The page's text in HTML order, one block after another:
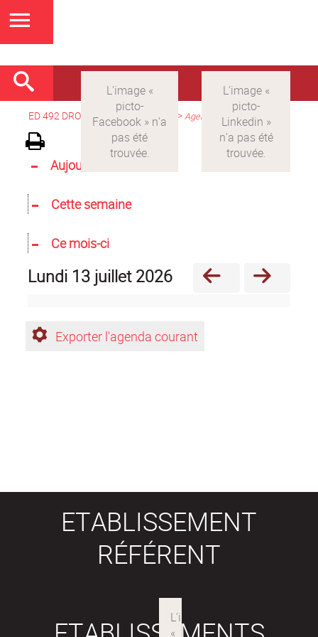
ED 492 DROIT > Version française >Agenda
Aujourd'hui
Cette semaine
Ce mois-ci
lundi 13 juillet 2026
Exporter l'agenda courant
ETABLISSEMENT
RÉFÉRENT